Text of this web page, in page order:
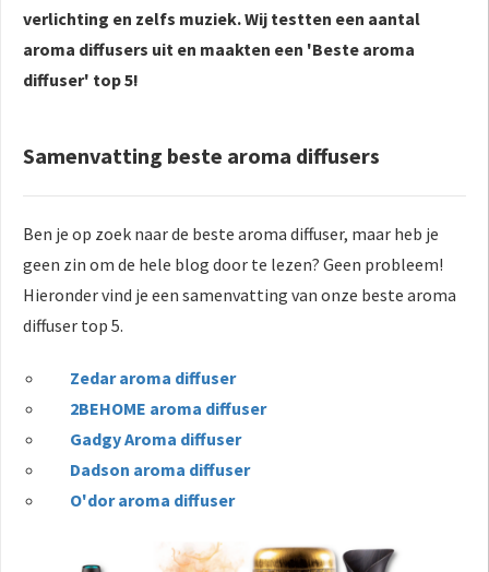
verlichting en zelfs muziek. Wij testten een aantal
aroma diffusers uit en maakten een 'Beste aroma
diffuser' top 5!
Samenvatting beste aroma diffusers
Ben je op zoek naar de beste aroma diffuser, maar heb je
geen zin om de hele blog door te lezen? Geen probleem!
Hieronder vind je een samenvatting van onze beste aroma
diffuser top 5.
Zedar aroma diffuser
2BEHOME aroma diffuser
Gadgy Aroma diffuser
Dadson aroma diffuser
O'dor aroma diffuser